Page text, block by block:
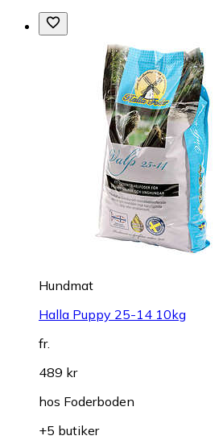
Hundmat
Halla Puppy 25-14 10kg
fr.
489 kr
hos Foderboden
+5 butiker